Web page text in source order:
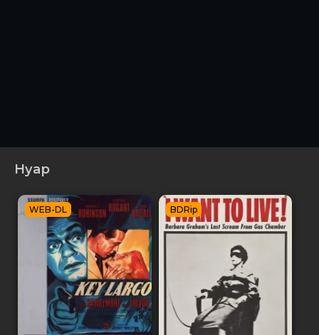
Нуар
WEB-DL BDRip